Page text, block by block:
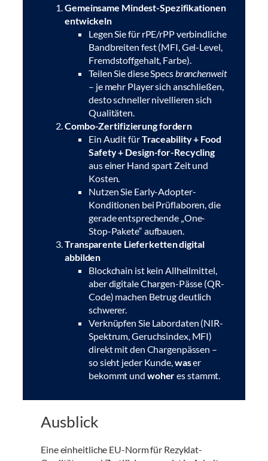
Gemeinsame Mindest-Spezifikationen
entwickeln
Legen Sie für rPE/rPP verbindliche
Bandbreiten fest (MFI, Gel-Level,
Fremdstoffgehalt, Farbe).
Teilen Sie diese Specsbranchenweit
– je mehr Player sich anschließen,
desto schneller nivellieren sich
Qualitäten.
Combo-Zertifizierung fordern
Ein Audit fürTraceability + Food
Safety + Design-for-Recycling
aus einer Hand spart Zeit und
Kosten.
Nutzen Sie Early-Adopter-
Konditionen bei Prüflaboren, die
gerade entsprechende „One-
Stop-Pakete“ aufbauen.
Transparente Lieferketten digital
abbilden
Blockchain ist kein Allheilmittel,
aber digitale Chargen-Pässe (QR-
Code) machen Betrug deutlich
schwerer.
Verknüpfen Sie Labor­daten (NIR-
Spektrum, Geruchsindex, MFI)
direkt mit den Chargen­pässen –
so sieht jeder Kunde,waser
bekommt und woheres stammt.
Ausblick
Eine einheitliche EU-Norm für Rezyklat-